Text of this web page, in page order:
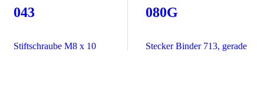
043
Stiftschraube M8 x 10
080G
Stecker Binder 713, gerade